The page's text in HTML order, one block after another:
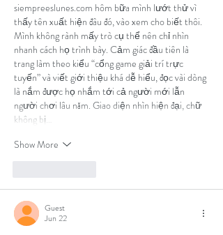
siempreeslunes.com hôm bữa mình lướt thử vì
thấy tên xuất hiện đâu đó, vào xem cho biết thôi.
Mình không rành mấy trò cụ thể nên chỉ nhìn
nhanh cách họ trình bày. Cảm giác đầu tiên là
trang làm theo kiểu “cổng game giải trí trực
tuyến” và viết giới thiệu khá dễ hiểu, đọc vài dòng
là nắm được họ nhắm tới cả người mới lẫn
người chơi lâu năm. Giao diện nhìn hiện đại, chữ
không bị…
Show More
Guest
Jun 22